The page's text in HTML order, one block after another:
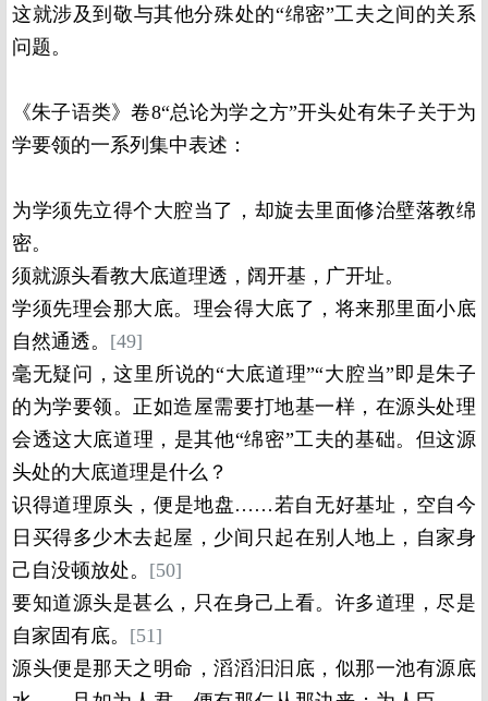
这就涉及到敬与其他分殊处的“绵密”工夫之间的关系
问题。
《朱子语类》卷8“总论为学之方”开头处有朱子关于为
学要领的一系列集中表述：
为学须先立得个大腔当了，却旋去里面修治壁落教绵
密。
须就源头看教大底道理透，阔开基，广开址。
学须先理会那大底。理会得大底了，将来那里面小底
自然通透。 [49]
毫无疑问，这里所说的“大底道理”“大腔当”即是朱子
的为学要领。正如造屋需要打地基一样，在源头处理
会透这大底道理，是其他“绵密”工夫的基础。但这源
头处的大底道理是什么？
识得道理原头，便是地盘……若自无好基址，空自今
日买得多少木去起屋，少间只起在别人地上，自家身
己自没顿放处。 [50]
要知道源头是甚么，只在身己上看。许多道理，尽是
自家固有底。 [51]
源头便是那天之明命，滔滔汩汩底，似那一池有源底